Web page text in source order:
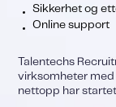
Sikkerhet og
Online support
Talentechs
virksomheter
nettopp har